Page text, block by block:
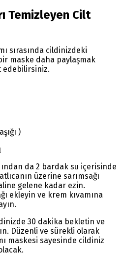
Temizleyen Cilt
sırasında cildinizdeki
maske daha paylaşmak
edebilirsiniz.
)
da 2 bardak su içerisinde
üzerine sarımsağı
gelene kadar ezin.
ekleyin ve krem kıvamına
30 dakika bekletin ve
Düzenli ve sürekli olarak
maskesi sayesinde cildiniz